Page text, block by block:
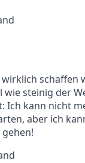
schaffen
wie steinig der
Ich kann nicht
aber ich